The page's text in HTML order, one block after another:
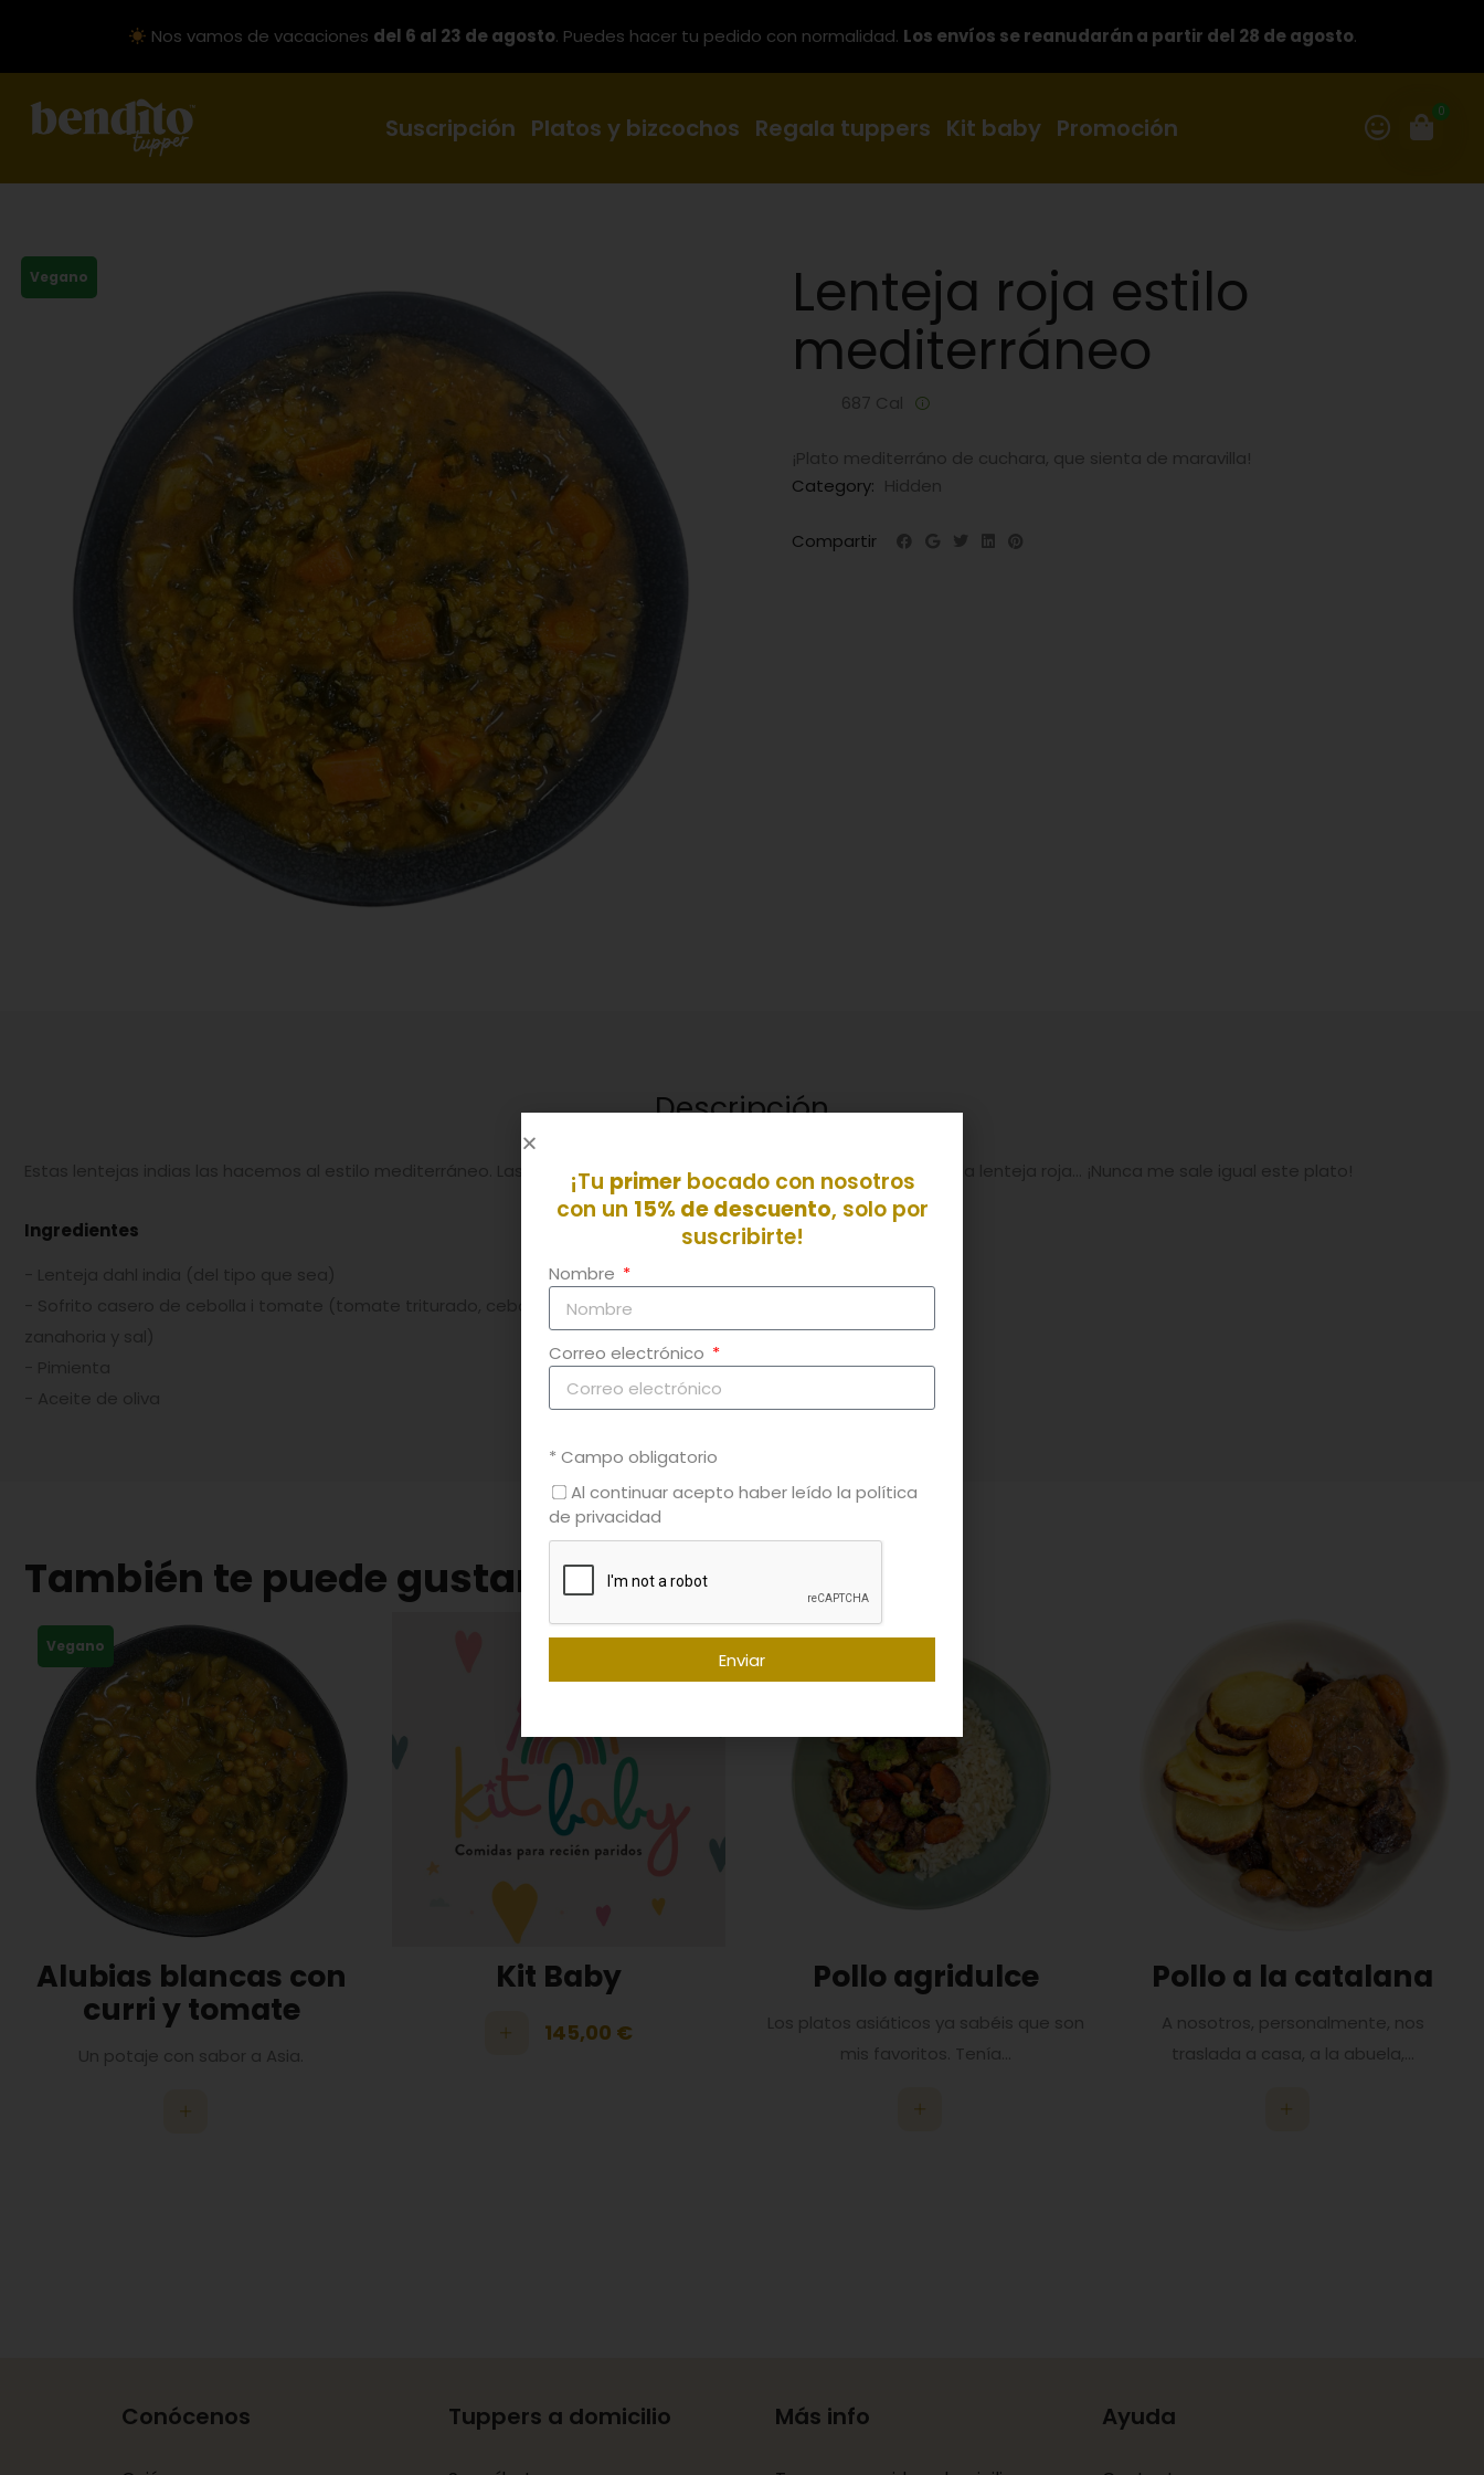
Nos vamos de vacaciones del 6 al 23 de agosto. Puedes hacer tu pedido con normalidad. Los envíos se reanudarán a partir del 28 de agosto.
Suscripción Platos y bizcochos Regala tuppers Kit baby Promoción
0
Vegano Lenteja roja estilo
mediterráneo
687 Cal
¡Plato mediterráno de cuchara, que sienta de maravilla!
Category: Hidden
Compartir
Descripción
Estas lentejas indias las hacemos al estilo mediterráneo. Las verduras varian según temporada Y qué bien sienta la lenteja roja… ¡Nunca me sale igual este plato!
Ingredientes
- Sofrito casero de cebolla i tomate (tomate triturado, cebolla, aceite de oliva,
- Orégano
- Arroz
También te puede gustar
Vegano
Alubias blancas con
curri y tomate
Un potaje con sabor a Asia.
Kit Baby
145,00 €
Pollo agridulce
Los platos asiáticos ya sabéis que son
mis favoritos. Tenía...
Pollo a la catalana
A nosotros, personalmente, nos
traslada a casa, a la abuela,...
Conócenos Tuppers a domicilio Más info Ayuda
¡Tu primerbocado con nosotros
con un 15% de descuento, solo por
suscribirte!
Nombre
Correo electrónico
* Campo obligatorio
Al continuar acepto haber leído la política
de privacidad
Enviar